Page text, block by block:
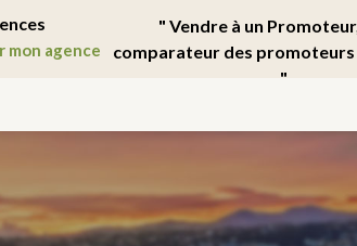
mon agence
" Vendre à un
comparateur des
"